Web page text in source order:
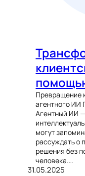
Превращение
агентного ИИ
Агентный ИИ
могут
рассуждать о
решения без
человека.…
31.05.2025